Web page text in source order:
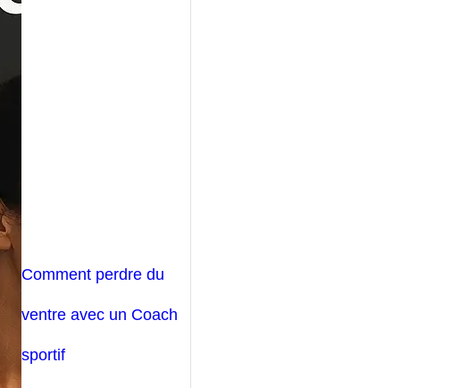
Comment perdre du
ventre avec un Coach
sportif